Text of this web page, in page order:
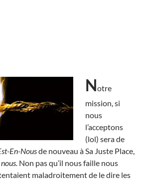
Notre
mission, si
nous
l’acceptons
(lol) sera de
En-Nousde nouveau à Sa Juste Place,
Non pas qu’il nous faille nous
maladroitement de le dire les